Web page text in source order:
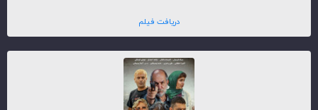
دریافت فیلم